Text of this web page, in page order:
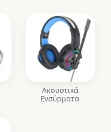
Ακουστικά
Ενσύρματα